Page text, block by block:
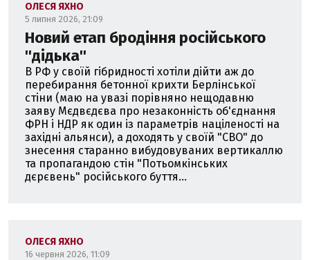
ОЛЕСЯ ЯХНО
5 липня 2026, 21:09
Новий етап бродіння російського
''дідька''
В РФ у своїй гібридності хотіли дійти аж до
перебирання бетонної крихти Берлінської
стіни (маю на увазі порівняно нещодавню
заяву Мєдвєдєва про незаконність об'єднання
ФРН і НДР як один із параметрів націленості на
західні альянси), а доходять у своїй "СВО" до
знесення старанно вибудовуваних вертикаллю
та пропагандою стін "Потьомкінських
дєрєвень" російського буття...
ОЛЕСЯ ЯХНО
16 червня 2026, 11:09